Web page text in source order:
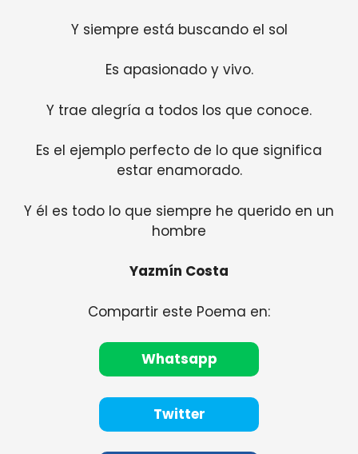
Y siempre está buscando el sol
Es apasionado y vivo.
Y trae alegría a todos los que conoce.
Es el ejemplo perfecto de lo que significa
estar enamorado.
Y él es todo lo que siempre he querido en un
hombre
Yazmín Costa
Compartir este Poema en:
Whatsapp
Twitter